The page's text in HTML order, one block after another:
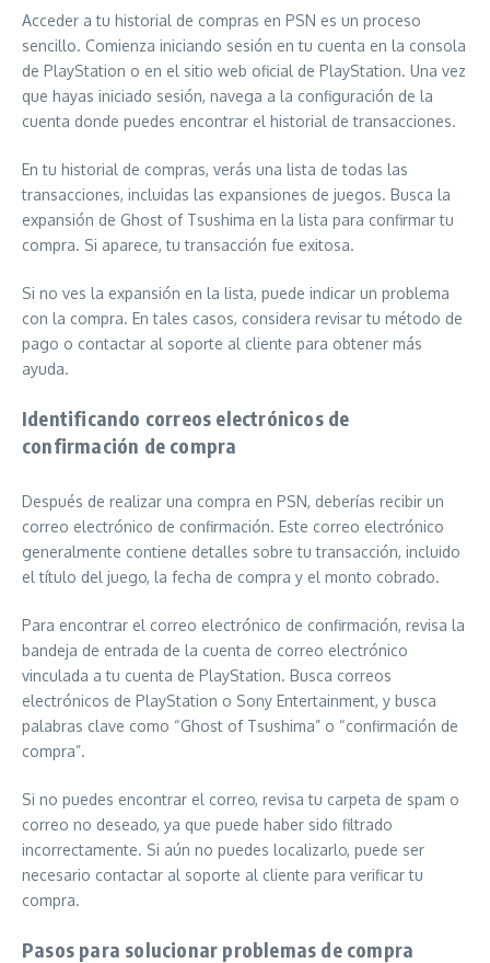
Acceder a tu historial de compras en PSN es un proceso
sencillo. Comienza iniciando sesión en tu cuenta en la consola
de PlayStation o en el sitio web oficial de PlayStation. Una vez
que hayas iniciado sesión, navega a la configuración de la
cuenta donde puedes encontrar el historial de transacciones.
En tu historial de compras, verás una lista de todas las
transacciones, incluidas las expansiones de juegos. Busca la
expansión de Ghost of Tsushima en la lista para confirmar tu
compra. Si aparece, tu transacción fue exitosa.
Si no ves la expansión en la lista, puede indicar un problema
con la compra. En tales casos, considera revisar tu método de
pago o contactar al soporte al cliente para obtener más
ayuda.
Identificando correos electrónicos de
confirmación de compra
Después de realizar una compra en PSN, deberías recibir un
correo electrónico de confirmación. Este correo electrónico
generalmente contiene detalles sobre tu transacción, incluido
el título del juego, la fecha de compra y el monto cobrado.
Para encontrar el correo electrónico de confirmación, revisa la
bandeja de entrada de la cuenta de correo electrónico
vinculada a tu cuenta de PlayStation. Busca correos
electrónicos de PlayStation o Sony Entertainment, y busca
palabras clave como “Ghost of Tsushima” o “confirmación de
compra”.
Si no puedes encontrar el correo, revisa tu carpeta de spam o
correo no deseado, ya que puede haber sido filtrado
incorrectamente. Si aún no puedes localizarlo, puede ser
necesario contactar al soporte al cliente para verificar tu
compra.
Pasos para solucionar problemas de compra